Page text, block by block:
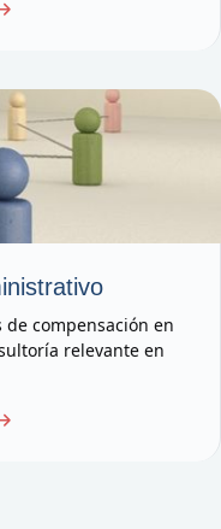
compensación en
relevante en